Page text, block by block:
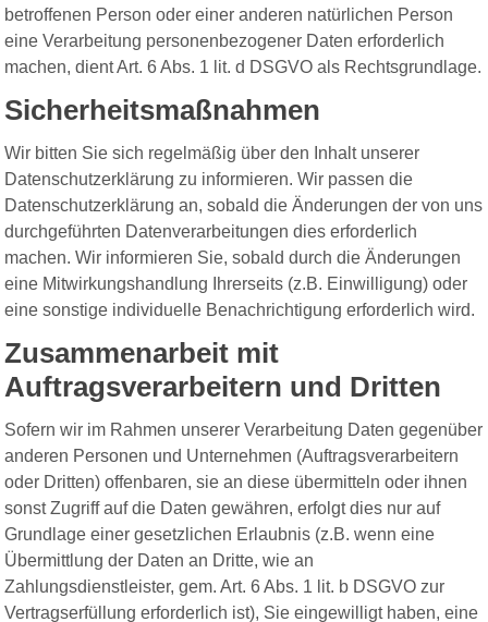
betroffenen Person oder einer anderen natürlichen Person
eine Verarbeitung personenbezogener Daten erforderlich
machen, dient Art. 6 Abs. 1 lit. d DSGVO als Rechtsgrundlage.
Sicherheitsmaßnahmen
Wir bitten Sie sich regelmäßig über den Inhalt unserer
Datenschutzerklärung zu informieren. Wir passen die
Datenschutzerklärung an, sobald die Änderungen der von uns
durchgeführten Datenverarbeitungen dies erforderlich
machen. Wir informieren Sie, sobald durch die Änderungen
eine Mitwirkungshandlung Ihrerseits (z.B. Einwilligung) oder
eine sonstige individuelle Benachrichtigung erforderlich wird.
Zusammenarbeit mit
Auftragsverarbeitern und Dritten
Sofern wir im Rahmen unserer Verarbeitung Daten gegenüber
anderen Personen und Unternehmen (Auftragsverarbeitern
oder Dritten) offenbaren, sie an diese übermitteln oder ihnen
sonst Zugriff auf die Daten gewähren, erfolgt dies nur auf
Grundlage einer gesetzlichen Erlaubnis (z.B. wenn eine
Übermittlung der Daten an Dritte, wie an
Zahlungsdienstleister, gem. Art. 6 Abs. 1 lit. b DSGVO zur
Vertragserfüllung erforderlich ist), Sie eingewilligt haben, eine